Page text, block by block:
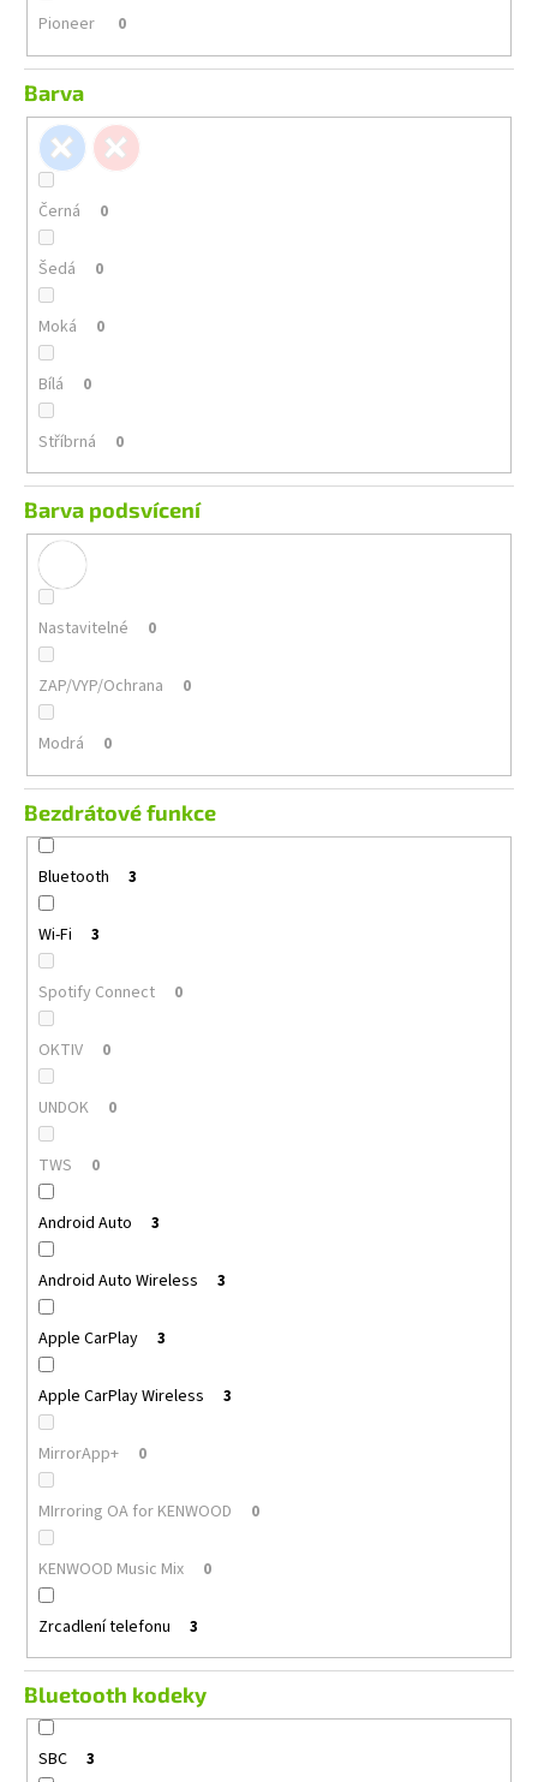
Pioneer 0
Barva
Černá 0
Šedá 0
Moká 0
Bílá 0
Stříbrná 0
Barva podsvícení
Nastavitelné 0
ZAP/VYP/Ochrana 0
Modrá 0
Bezdrátové funkce
Bluetooth 3
Wi-Fi 3
Spotify Connect 0
OKTIV 0
UNDOK 0
TWS 0
Android Auto 3
Android Auto Wireless 3
Apple CarPlay 3
Apple CarPlay Wireless 3
MirrorApp+ 0
MIrroring OA for KENWOOD 0
KENWOOD Music Mix 0
Zrcadlení telefonu 3
Bluetooth kodeky
SBC 3